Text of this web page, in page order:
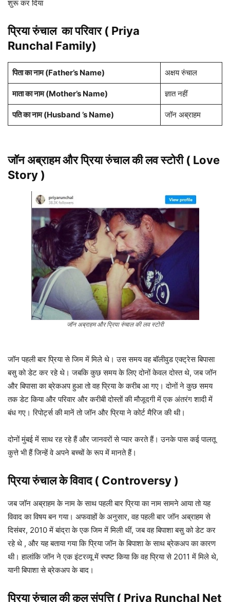
शुरू कर दिया
प्रिया रुंचाल का परिवार ( Priya
Runchal Family)
पिता का नाम(Father’s Name) अक्षय रुंचाल
माता का नाम (Mother’s Name) ज्ञात नहीं
पति का नाम (Husband ’s Name) जॉन अब्राहम
जॉन अब्राहम और प्रिया रुंचाल की लव स्टोरी ( Love
Story )
जॉन अब्राहम और प्रिया रुंचाल की लव स्टोरी
जॉन पहली बार प्रिया से जिम में मिले थे। उस समय वह बॉलीवुड एक्ट्रेस बिपासा
बसु को डेट कर रहे थे। जबकि कुछ समय के लिए दोनों केवल दोस्त थे, जब जॉन
और बिपासा का ब्रेकअप हुआ तो वह प्रिया के करीब आ गए। दोनों ने कुछ समय
तक डेट किया और परिवार और करीबी दोस्तों की मौजूदगी में एक अंतरंग शादी में
बंध गए। रिपोर्ट्स की मानें तो जॉन और प्रिया ने कोर्ट मैरिज की थी।
दोनों मुंबई में साथ रह रहे हैं और जानवरों से प्यार करते हैं। उनके पास कई पालतू
कुत्ते भी हैं जिन्हें वे अपने बच्चों के रूप में मानते हैं।
प्रिया रुंचालके विवाद ( Controversy )
जब जॉन अब्राहम के नाम के साथ पहली बार प्रिया का नाम सामने आया तो यह
विवाद का विषय बन गया। अफवाहों के अनुसार, वह पहली बार जॉन अब्राहम से
दिसंबर, 2010 में बांद्रा के एक जिम में मिली थीं, जब वह बिपाशा बसु को डेट कर
रहे थे , और यह बताया गया कि प्रिया जॉन के बिपाशा के साथ ब्रेकअप का कारण
थी। हालांकि जॉन ने एक इंटरव्यू में स्पष्ट किया कि वह प्रिया से 2011 में मिले थे,
यानी बिपाशा से ब्रेकअप के बाद।
प्रिया रुंचालकी कुल संपत्ति ( Priya Runchal Net